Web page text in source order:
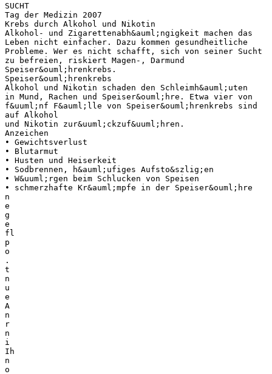
SUCHT
Tag der Medizin 2007
Krebs durch Alkohol und Nikotin
Alkohol- und Zigarettenabh&auml;ngigkeit machen das
Leben nicht einfacher. Dazu kommen gesundheitliche
Probleme. Wer es nicht schafft, sich von seiner Sucht
zu befreien, riskiert Magen-, Darmund
Speiser&ouml;hrenkrebs.
Speiser&ouml;hrenkrebs
Alkohol und Nikotin schaden den Schleimh&auml;uten
in Mund, Rachen und Speiser&ouml;hre. Etwa vier von
f&uuml;nf F&auml;lle von Speiser&ouml;hrenkrebs sind
auf Alkohol
und Nikotin zur&uuml;ckzuf&uuml;hren.
Anzeichen
• Gewichtsverlust
• Blutarmut
• Husten und Heiserkeit
• Sodbrennen, h&auml;ufiges Aufsto&szlig;en
• W&uuml;rgen beim Schlucken von Speisen
• schmerzhafte Kr&auml;mpfe in der Speiser&ouml;hre
n
e
g
e
fl
p
o
.
t
n
u
e
A
n
r
n
i
Ih
n
o